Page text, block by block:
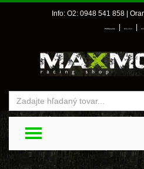
Info: O2: 0948 541 858 |
Prihlásenie Môj účet
TOGGLE